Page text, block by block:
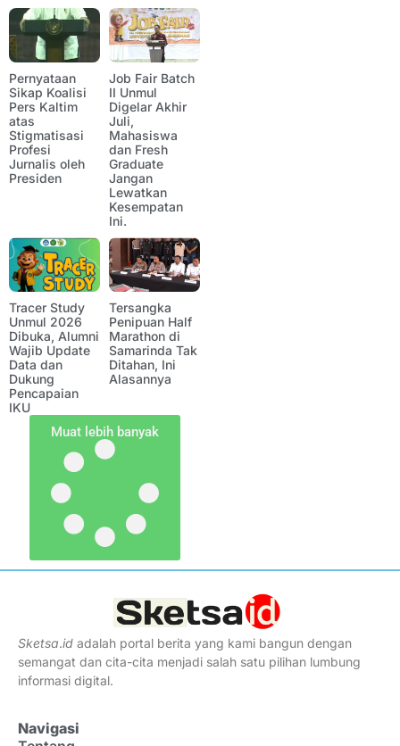
Pernyataan
Sikap Koalisi
Pers Kaltim
atas
Stigmatisasi
Profesi
Jurnalis oleh
Presiden
Job Fair Batch
II Unmul
Digelar Akhir
Juli,
Mahasiswa
dan Fresh
Graduate
Jangan
Lewatkan
Kesempatan
Ini.
Tracer Study
Unmul 2026
Dibuka, Alumni
Wajib Update
Data dan
Dukung
Pencapaian
IKU
Tersangka
Penipuan Half
Marathon di
Samarinda Tak
Ditahan, Ini
Alasannya
Muat lebih banyak
Sketsa.id adalah portal berita yang kami bangun dengan
semangat dan cita-cita menjadi salah satu pilihan lumbung
informasi digital.
Navigasi